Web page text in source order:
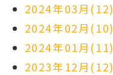
2024年03月(12)
2024年02月(10)
2024年01月(11)
2023年12月(12)